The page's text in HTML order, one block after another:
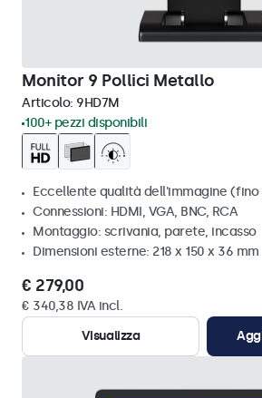
Monitor 9 Pollici Metallo
Articolo: 9HD7M
100+ pezzi disponibili
Eccellente qualità dell'immagine (fino
Connessioni: HDMI, VGA, BNC, RCA
Montaggio: scrivania, parete, incasso
Dimensioni esterne: 218 x 150 x 36 mm
€ 279,00
€ 340,38 IVA incl.
Visualizza